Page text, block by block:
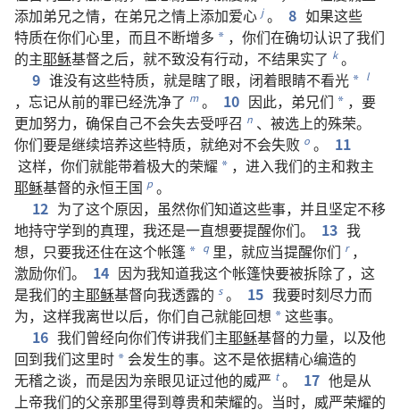
添加弟兄之情， 在弟兄之情上添加爱心 j 。 8 如果这些
特质在你们心里， 而且不断增多 * ， 你们在确切认识了我们
的主耶稣基督之后， 就不致没有行动， 不结果实了 k 。
9 谁没有这些特质， 就是瞎了眼， 闭着眼睛不看光 * l
， 忘记从前的罪已经洗净了 m 。 10 因此， 弟兄们 * ， 要
更加努力， 确保自己不会失去受呼召 n 、 被选上的殊荣。
你们要是继续培养这些特质， 就绝对不会失败 o 。
11
这样， 你们就能带着极大的荣耀 * ， 进入我们的主和救主
耶稣基督的永恒王国 p 。
12 为了这个原因， 虽然你们知道这些事， 并且坚定不移
地持守学到的真理， 我还是一直想要提醒你们。 13 我
想， 只要我还住在这个帐篷 * q 里， 就应当提醒你们 r ，
激励你们。 14 因为我知道我这个帐篷快要被拆除了， 这
是我们的主耶稣基督向我透露的 s 。 15 我要时刻尽力而
为， 这样我离世以后， 你们自己就能回想 *这些事。
16 我们曾经向你们传讲我们主耶稣基督的力量， 以及他
回到我们这里时 * 会发生的事。 这不是依据精心编造的
无稽之谈， 而是因为亲眼见证过他的威严 t 。 17 他是从
上帝我们的父亲那里得到尊贵和荣耀的。 当时， 威严荣耀的